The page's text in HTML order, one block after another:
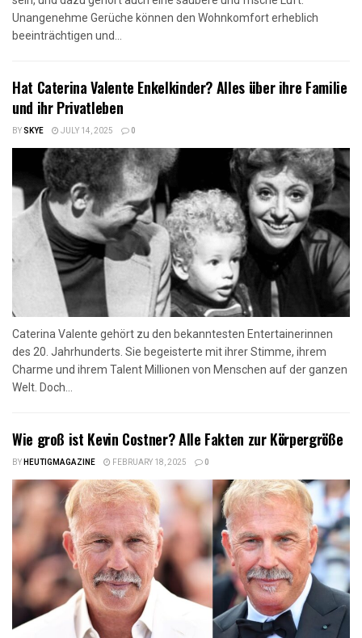
Unangenehme Gerüche können den Wohnkomfort erheblich
beeinträchtigen und...
Hat Caterina Valente Enkelkinder? Alles über ihre Familie
und ihr Privatleben
BYSKYE JULY 14, 2025 0
Caterina Valente gehört zu den bekanntesten Entertainerinnen
des 20. Jahrhunderts. Sie begeisterte mit ihrer Stimme, ihrem
Charme und ihrem Talent Millionen von Menschen auf der ganzen
Welt. Doch...
Wie groß ist Kevin Costner? Alle Fakten zur Körpergröße
BYHEUTIGMAGAZINE FEBRUARY 18, 2025 0